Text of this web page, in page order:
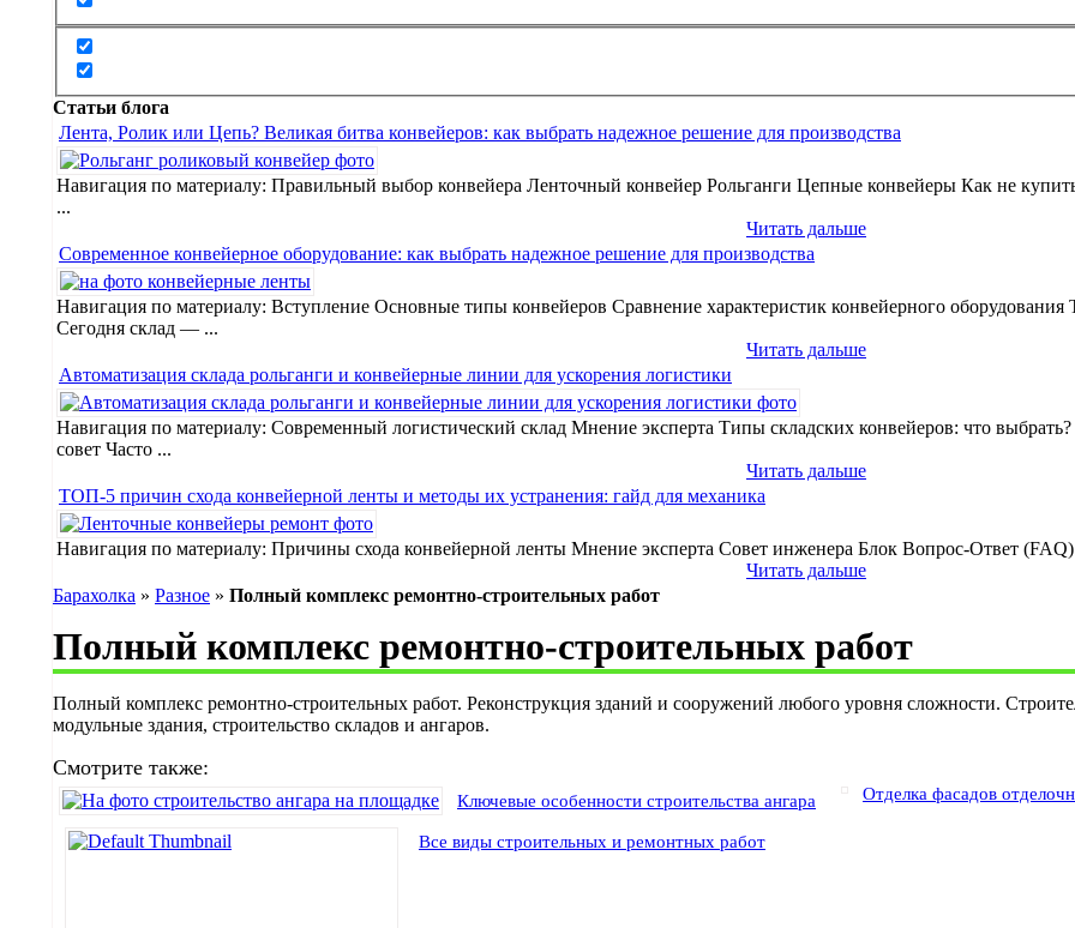
Статьи блога
Лента, Ролик или Цепь? Великая битва конвейеров: как выбрать надежное решение для производства
Навигация по материалу: Правильный выбор конвейера Ленточный конвейер Рольганги Цепные конвейеры Как не
...
Читать дальше
Современное конвейерное оборудование: как выбрать надежное решение для производства
Навигация по материалу: Вступление Основные типы конвейеров Сравнение характеристик конвейерного
Сегодня склад — ...
Читать дальше
Автоматизация склада рольганги и конвейерные линии для ускорения логистики
Навигация по материалу: Современный логистический склад Мнение эксперта Типы складских конвейеров: что
совет Часто ...
Читать дальше
ТОП-5 причин схода конвейерной ленты и методы их устранения: гайд для механика
Навигация по материалу: Причины схода конвейерной ленты Мнение эксперта Совет инженера Блок Вопрос-Ответ
Читать дальше
Барахолка » Разное » Полный комплекс ремонтно-строительных работ
Полный комплекс ремонтно-строительных работ
Полный комплекс ремонтно-строительных работ. Реконструкция зданий и сооружений любого уровня сложности.
модульные здания, строительство складов и ангаров.
Смотрите также:
Ключевые особенности строительства ангара Отделка фасадов
Все виды строительных и ремонтных работ